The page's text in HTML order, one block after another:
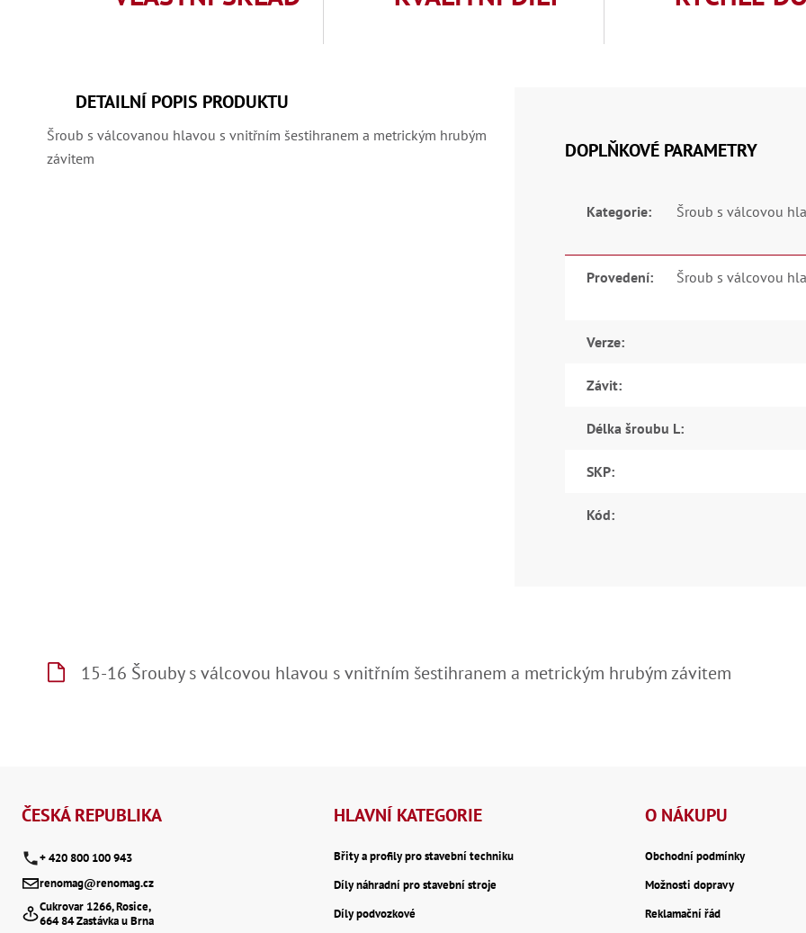
DETAILNÍ POPIS PRODUKTU
Šroub s válcovanou hlavou s vnitřním šestihranem a metrickým hrubým
závitem
DOPLŇKOVÉ PARAMETRY
Kategorie:
Šroub s válcovou
Provedení:
Šroub s válcovou
Verze:
Závit:
Délka šroubu L:
SKP:
Kód:
15-16 Šrouby s válcovou hlavou s vnitřním šestihranem a metrickým hrubým závitem
ČESKÁ REPUBLIKA
+ 420 800 100 943
renomag@renomag.cz
Cukrovar 1266, Rosice,
664 84 Zastávka u Brna
HLAVNÍ KATEGORIE
Břity a profily pro stavební techniku
Díly náhradní pro stavební stroje
Díly podvozkové
O NÁKUPU
Obchodní podmínky
Možnosti dopravy
Reklamační řád